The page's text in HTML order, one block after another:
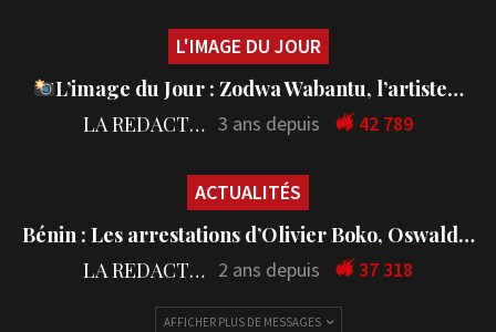
L'IMAGE DU JOUR
L’image du Jour : Zodwa Wabantu, l’artiste…
LA REDACTION 3 ans depuis 42 789
ACTUALITÉS
Bénin : Les arrestations d’Olivier Boko, Oswald…
LA REDACTION 2 ans depuis 37 318
AFFICHER PLUS DE MESSAGES